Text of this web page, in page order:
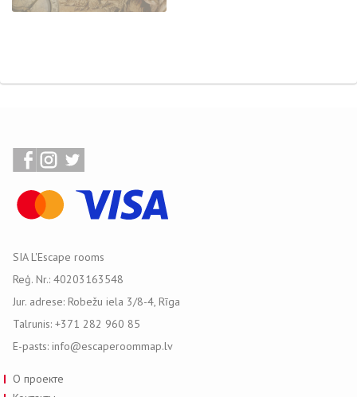
SIA L'Escape rooms
Reģ. Nr.: 40203163548
Jur. adrese: Robežu iela 3/8-4, Rīga
Talrunis: +371 282 960 85
E-pasts: info@escaperoommap.lv
О проекте